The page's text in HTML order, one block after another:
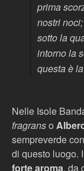
prima
nostri
sotto la
intorno la
questa è
Nelle Isole
fragranso
sempreverde
di questo luogo.
forte aroma, da